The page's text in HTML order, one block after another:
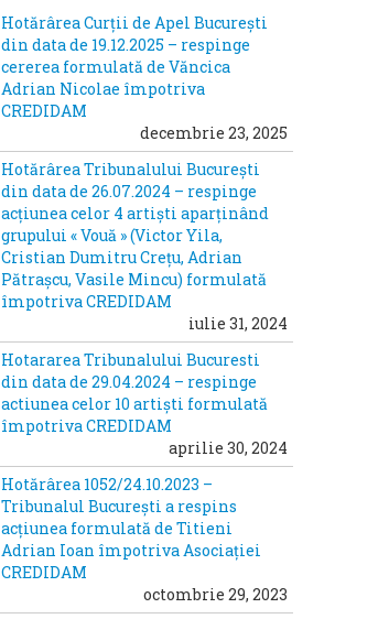
Hotărârea Curții de Apel București
din data de 19.12.2025 – respinge
cererea formulată de Văncica
Adrian Nicolae împotriva
CREDIDAM
decembrie 23, 2025
Hotărârea Tribunalului București
din data de 26.07.2024 – respinge
acțiunea celor 4 artiști aparținând
grupului « Vouă » (Victor Yila,
Cristian Dumitru Crețu, Adrian
Pătrașcu, Vasile Mincu) formulată
împotriva CREDIDAM
iulie 31, 2024
Hotararea Tribunalului Bucuresti
din data de 29.04.2024 – respinge
actiunea celor 10 artiști formulată
împotriva CREDIDAM
aprilie 30, 2024
Hotărârea 1052/24.10.2023 –
Tribunalul București a respins
acțiunea formulată de Titieni
Adrian Ioan împotriva Asociației
CREDIDAM
octombrie 29, 2023